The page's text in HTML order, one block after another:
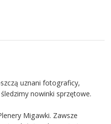
uznani fotograficy,
nowinki sprzętowe.
Migawki. Zawsze